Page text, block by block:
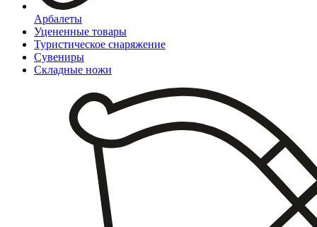
Арбалеты
Уцененные товары
Туристическое снаряжение
Сувениры
Складные ножи